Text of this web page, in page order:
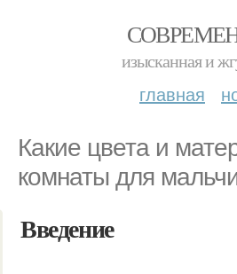
изысканная и
главная
Какие цвета и
комнаты для
Введение